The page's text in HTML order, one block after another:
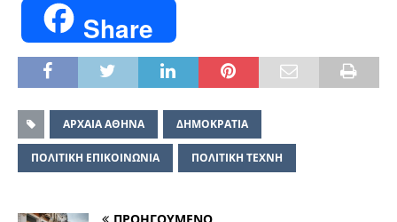
Share
ΑΡΧΑΙΑ ΑΘΗΝΑ ΔΗΜΟΚΡΑΤΙΑ
ΠΟΛΙΤΙΚΗ ΕΠΙΚΟΙΝΩΝΙΑ ΠΟΛΙΤΙΚΗ ΤΕΧΝΗ